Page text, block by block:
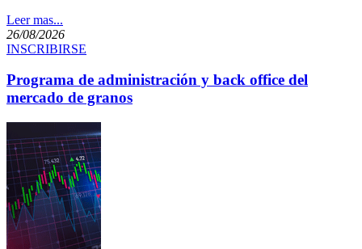
Leer mas...
26/08/2026
INSCRIBIRSE
Programa de administración y back office del
mercado de granos